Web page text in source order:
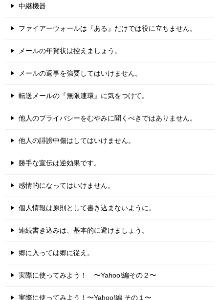
中継機器
ファイアーウォールは『ある』だけでは役に立ちません。
メールの年賀状は控えましょう。
メールの返事を強要してはいけません。
転送メールの『無限連環』に気をつけて。
他人のプライバシーをむやみに聞くべきではありません。
他人の誹謗中傷はしてはいけません。
勝手な宣伝は逆効果です。
感情的になってはいけません。
個人情報は原則として書き込まないように。
連続書き込みは、基本的に避けましょう。
郷に入っては郷に従え。
実際に使ってみよう！ 〜Yahoo!編その２〜
実際に使ってみよう！〜Yahoo!編 その１〜